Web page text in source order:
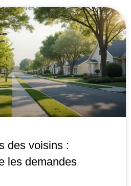
des voisins :
les demandes